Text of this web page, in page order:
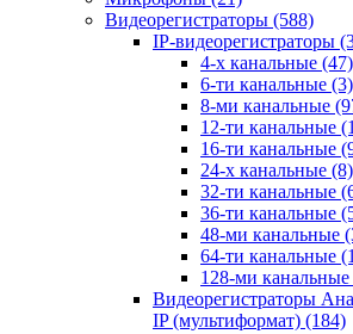
Видеорегистраторы (588)
IP-видеорегистраторы
4-х канальные (47)
6-ти канальные (3)
8-ми канальные
12-ти канальные
16-ти канальные
24-х канальные (8)
32-ти канальные
36-ти канальные
48-ми канальные
64-ти канальные
128-ми канальные
Видеорегистраторы
IP (мультиформат) (184)